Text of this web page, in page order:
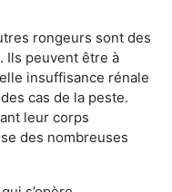
rongeurs sont des
Ils peuvent être à
insuffisance rénale
cas de la peste.
leur corps
des nombreuses